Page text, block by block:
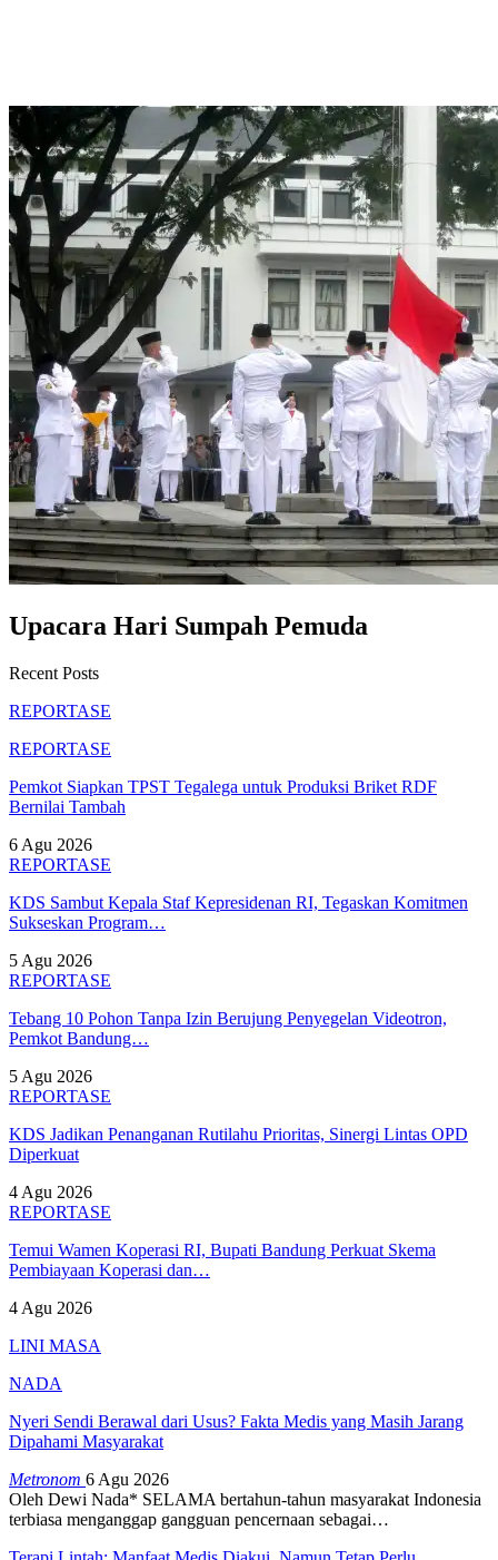
Upacara Hari Sumpah Pemuda
Recent Posts
REPORTASE
REPORTASE
Pemkot Siapkan TPST Tegalega untuk Produksi Briket RDF
Bernilai Tambah
6 Agu 2026
REPORTASE
KDS Sambut Kepala Staf Kepresidenan RI, Tegaskan Komitmen
Sukseskan Program…
5 Agu 2026
REPORTASE
Tebang 10 Pohon Tanpa Izin Berujung Penyegelan Videotron,
Pemkot Bandung…
5 Agu 2026
REPORTASE
KDS Jadikan Penanganan Rutilahu Prioritas, Sinergi Lintas OPD
Diperkuat
4 Agu 2026
REPORTASE
Temui Wamen Koperasi RI, Bupati Bandung Perkuat Skema
Pembiayaan Koperasi dan…
4 Agu 2026
LINI MASA
NADA
Nyeri Sendi Berawal dari Usus? Fakta Medis yang Masih Jarang
Dipahami Masyarakat
Metronom 6 Agu 2026
Oleh Dewi Nada* SELAMA bertahun-tahun masyarakat Indonesia
terbiasa menganggap gangguan pencernaan sebagai…